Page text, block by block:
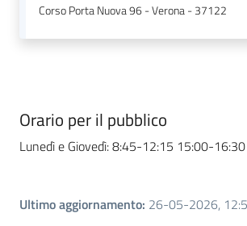
Corso Porta Nuova 96 - Verona - 37122
Orario per il pubblico
Lunedì e Giovedì: 8:45-12:15 15:00-16:30
Ultimo aggiornamento: 26-05-2026,